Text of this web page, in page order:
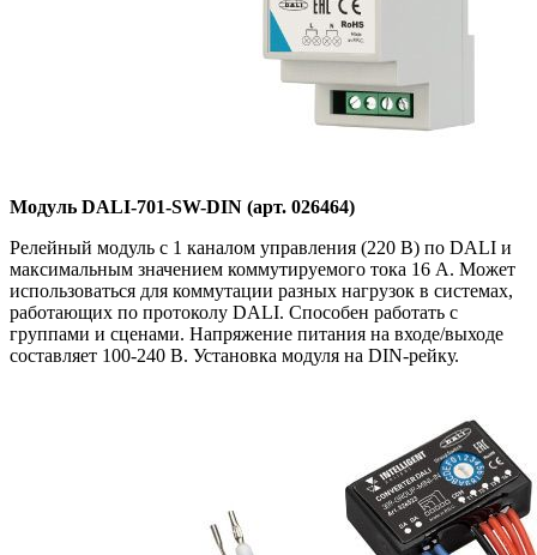
Модуль DALI-701-SW-DIN (арт. 026464)
Релейный модуль с 1 каналом управления (220 В) по DALI и
максимальным значением коммутируемого тока 16 А. Может
использоваться для коммутации разных нагрузок в системах,
работающих по протоколу DALI. Способен работать с
группами и сценами. Напряжение питания на входе/выходе
составляет 100-240 В. Установка модуля на DIN-рейку.